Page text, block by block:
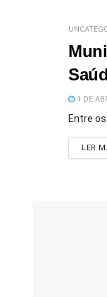
1 DE
Entre
LER